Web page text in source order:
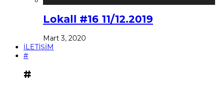
Lokall #16 11/12.2019
Mart 3, 2020
İLETİŞİM
#
#